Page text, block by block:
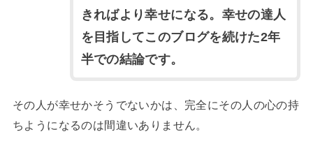
きればより幸せになる。幸せの達人
を目指してこのブログを続けた2年
半での結論です。
その人が幸せかそうでないかは、完全にその人の心の持
ちようになるのは間違いありません。